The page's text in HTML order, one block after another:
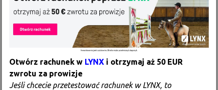
Otwórz rachunek w LYNX i otrzymaj aż 50 EUR
zwrotu za prowizje
Jeśli chcecie przetestować rachunek w LYNX, to